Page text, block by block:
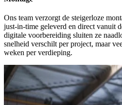
Ons team verzorgt de steigerloze
just-in-time geleverd en direct vanuit
digitale voorbereiding sluiten ze
snelheid verschilt per project, maar
weken per verdieping.